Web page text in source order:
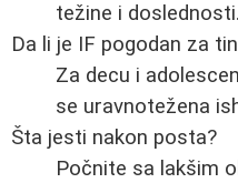
težine i doslednosti.
Da li je IF pogodan za
Za decu i
se uravnotežena
Šta jesti nakon posta?
Počnite sa lakšim